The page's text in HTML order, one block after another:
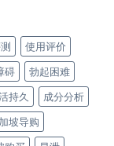
使用评价
碍
勃起困难
持久
成分分析
坡导购